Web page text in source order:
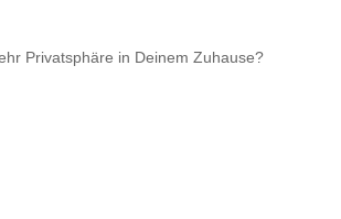
Privatsphäre in Deinem Zuhause?